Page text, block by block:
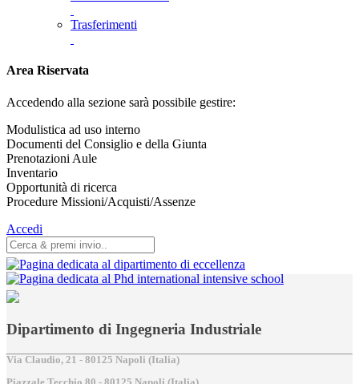
Trasferimenti
Area Riservata
Accedendo alla sezione sarà possibile gestire:
Modulistica ad uso interno
Documenti del Consiglio e della Giunta
Prenotazioni Aule
Inventario
Opportunità di ricerca
Procedure Missioni/Acquisti/Assenze
Accedi
Dipartimento di Ingegneria Industriale
Via Claudio, 21 - 80125 Napoli (Italia)